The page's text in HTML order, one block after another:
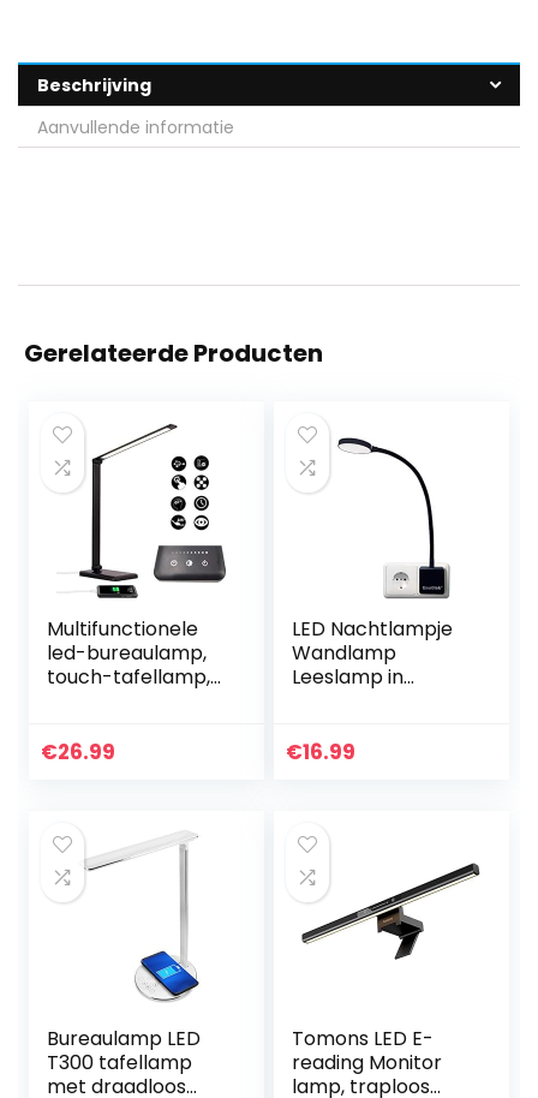
Beschrijving
Aanvullende informatie
Gerelateerde Producten
Multifunctionele
led-bureaulamp,
touch-tafellamp,
oogcaring
helderheidsniveau
s, daglichtlamp
timer uitschakeling
€26.99
LED Nachtlampje
Wandlamp
Leeslamp in
Dimbaar Zwart
350Lm Neutraal
Wit 4000K 30%-
70%- 100%
Helderheid
Dimbaar 1 Pack
van Enuotek
€16.99
Bureaulamp LED
T300 tafellamp
met draadloos
Tomons LED E-
reading Monitor
lamp, traploos